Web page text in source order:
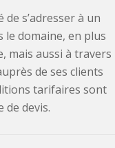
s’adresser à un
le domaine, en plus
mais aussi à travers
de ses clients
tarifaires sont
de devis.